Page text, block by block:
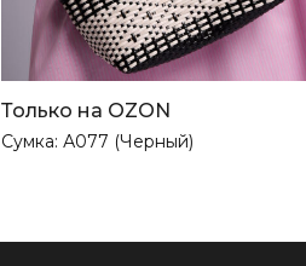
Сумка: А077 (Черный)
Только на OZON